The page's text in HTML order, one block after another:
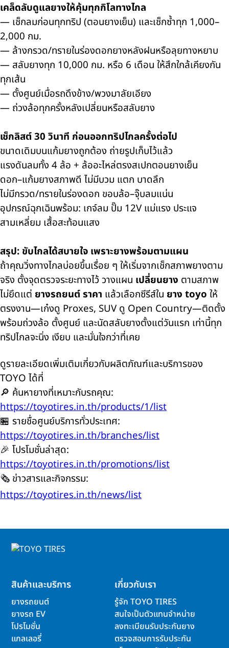
เคล็ดลับดูแลยางให้คุ้มทุกกิโลทางไกล
— เช็กลมก่อนทุกทริป (ตอนยางเย็น) และเช็กซ้ำทุก 1,000–
2,000 กม.
— ล้างกรวด/ทรายในร่องดอกยางหลังฝนหรือลุยทางหยาบ
— สลับยางทุก 10,000 กม. หรือ 6 เดือน ให้สึกใกล้เคียงกัน
ทุกเส้น
— ตั้งศูนย์เมื่อรถดึงข้าง/พวงมาลัยเอียง
— ถ่วงล้อทุกครั้งหลังเปลี่ยนหรือสลับยาง
เช็กลิสต์ 30 วินาที ก่อนออกทริปไกลครั้งต่อไป
ขนาดเดิมบนแก้มยางถูกต้อง ถ่ายรูปเก็บไว้แล้ว
แรงดันลมทั้ง 4 ล้อ + ล้ออะไหล่ตรงสเปกตอนยางเย็น
ดอก–แก้มยางสภาพดี ไม่มีบวม แตก บาดลึก
ไม่มีกรวด/ทรายในร่องดอก ขอบล้อ–จุ๊บลมแน่น
อุปกรณ์ฉุกเฉินพร้อม: เกจ์ลม ปั๊ม 12V แม่แรง ประแจ
สามเหลี่ยม เสื้อสะท้อนแสง
สรุป: ขับไกลได้สบายใจ เพราะยางพร้อมตามแผน
ถ้าคุณวิ่งทางไกลบ่อยขึ้นเรื่อย ๆ ให้เริ่มจากเช็กสภาพยางตาม
จริง ตั้งจุดตรวจระยะทางไว้ วางแผน เปลี่ยนยาง ตามสภาพ
ไม่ยึดแต่ ยางรถยนต์ ราคา แล้วเลือกซีรีส์ใน ยาง toyo ให้
ตรงงาน—เก๋งดู Proxes, SUV ดู Open Country—ติดตั้ง
พร้อมถ่วงล้อ ตั้งศูนย์ และนัดสลับยางตั้งแต่วันแรก เท่านี้ทุก
ทริปไกลจะนิ่ง เงียบ และมั่นใจกว่าที่เคย
ดูรายละเอียดเพิ่มเติมเกี่ยวกับผลิตภัณฑ์และบริการของ
TOYO ได้ที่
🔎 ค้นหายางที่เหมาะกับรถคุณ:
https://toyotires.in.th/products/1/list
🏪 รายชื่อศูนย์บริการทั่วประเทศ:
https://toyotires.in.th/branches/list
🎉 โปรโมชั่นล่าสุด:
https://toyotires.in.th/promotions/list
🗞️ ข่าวสารและกิจกรรม:
https://toyotires.in.th/news/list
สินค้าและบริการ
ยางรถยนต์
ยางรถ EV
โปรโมชั่น
แกลเลอรี่
เกี่ยวกับเรา
รู้จัก TOYO TIRES
สนใจเป็นตัวแทนจำหน่าย
ลงทะเบียนรับประกันยาง
ตรวจสอบการรับประกัน